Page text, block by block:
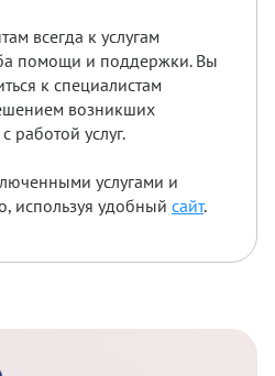
всегда к услугам
помощи и поддержки. Вы
к специалистам
возникших
работой услуг.
услугами и
используя удобный сайт.